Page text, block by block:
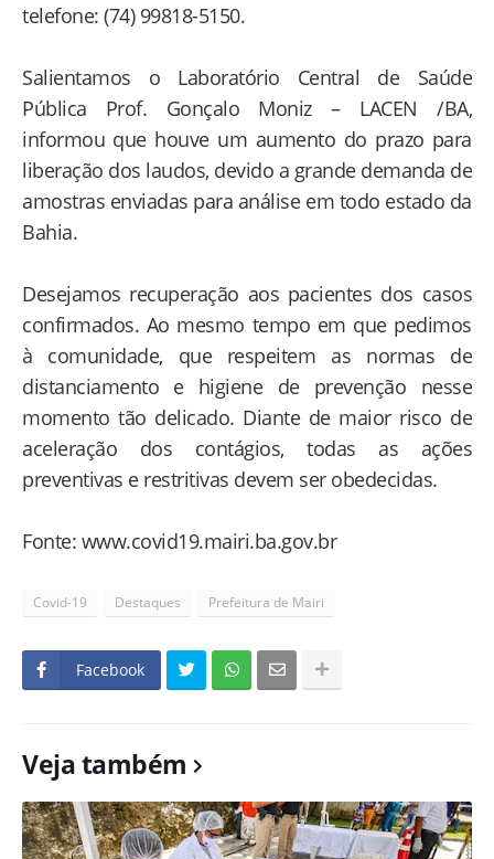
telefone: (74) 99818-5150.
Salientamos o Laboratório Central de Saúde
Pública Prof. Gonçalo Moniz – LACEN /BA,
informou que houve um aumento do prazo para
liberação dos laudos, devido a grande demanda de
amostras enviadas para análise em todo estado da
Bahia.
Desejamos recuperação aos pacientes dos casos
confirmados. Ao mesmo tempo em que pedimos
à comunidade, que respeitem as normas de
distanciamento e higiene de prevenção nesse
momento tão delicado. Diante de maior risco de
aceleração dos contágios, todas as ações
preventivas e restritivas devem ser obedecidas.
Fonte: www.covid19.mairi.ba.gov.br
Covid-19 Destaques Prefeitura de Mairi
Facebook
Veja também